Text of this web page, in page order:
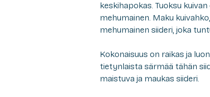
keskihapokas. Tuoksu
mehumainen. Maku
mehumainen siideri, joka
Kokonaisuus on raikas ja
tietynlaista särmää tähän
maistuva ja maukas siideri.